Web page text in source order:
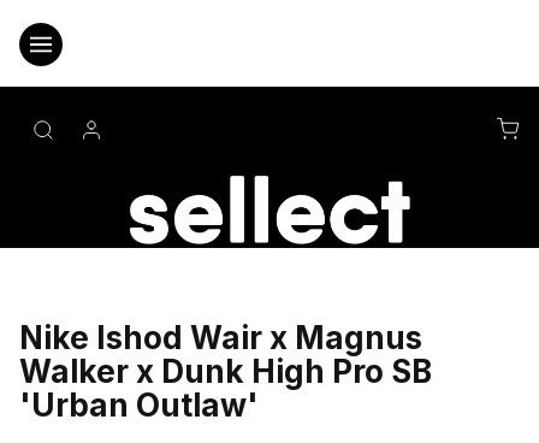
obsah
Nike Ishod Wair x Magnus
Walker x Dunk High Pro SB
'Urban Outlaw'